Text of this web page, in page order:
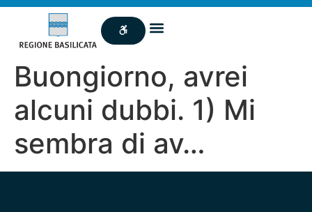
Buongiorno, avrei
alcuni dubbi. 1) Mi
sembra di av…